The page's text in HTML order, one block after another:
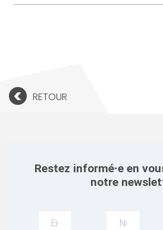
< RETOUR
Restez informé·e en
notre